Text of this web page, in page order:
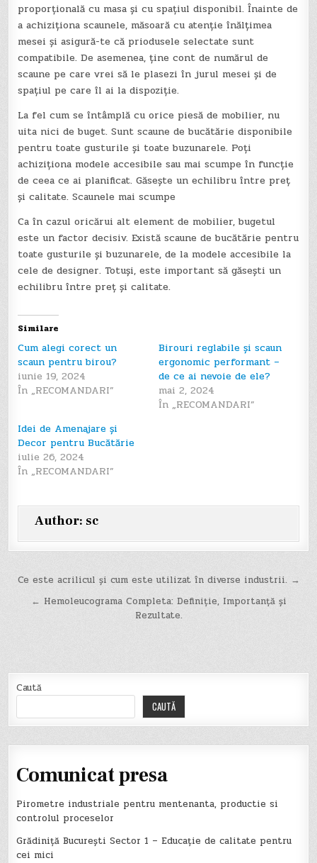
proporțională cu masa și cu spațiul disponibil. Înainte de
a achiziționa scaunele, măsoară cu atenție înălțimea
mesei și asigură-te că priodusele selectate sunt
compatibile. De asemenea, ține cont de numărul de
scaune pe care vrei să le plasezi în jurul mesei și de
spațiul pe care îl ai la dispoziție.
La fel cum se întâmplă cu orice piesă de mobilier, nu
uita nici de buget. Sunt scaune de bucătărie disponibile
pentru toate gusturile și toate buzunarele. Poți
achiziționa modele accesibile sau mai scumpe în funcție
de ceea ce ai planificat. Găsește un echilibru între preț
și calitate. Scaunele mai scumpe
Ca în cazul oricărui alt element de mobilier, bugetul
este un factor decisiv. Există scaune de bucătărie pentru
toate gusturile și buzunarele, de la modele accesibile la
cele de designer. Totuși, este important să găsești un
echilibru între preț și calitate.
Similare
Cum alegi corect un
scaun pentru birou?
iunie 19, 2024
În „RECOMANDARI”
Birouri reglabile și scaun
ergonomic performant –
de ce ai nevoie de ele?
mai 2, 2024
În „RECOMANDARI”
Idei de Amenajare și
Decor pentru Bucătărie
iulie 26, 2024
În „RECOMANDARI”
Author: sc
Navigare
Ce este acrilicul și cum este utilizat în diverse industrii. →
← Hemoleucograma Completa: Definiție, Importanță și
Rezultate.
Caută
CAUTĂ
Comunicat presa
Pirometre industriale pentru mentenanta, productie si
controlul proceselor
Grădiniță București Sector 1 – Educație de calitate pentru
cei mici